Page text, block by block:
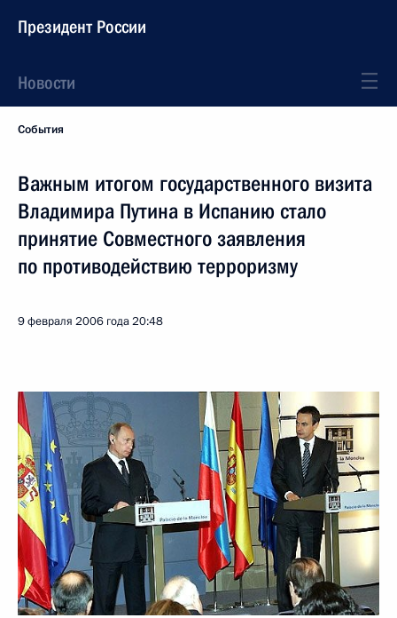
Президент России
Новости
События
Важным итогом государственного визита
Владимира Путина в Испанию стало
принятие Совместного заявления
по противодействию терроризму
9 февраля 2006 года20:48